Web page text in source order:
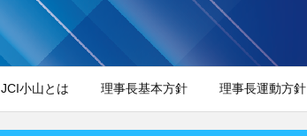
JCI小山とは 理事長基本方針 理事長運動方針